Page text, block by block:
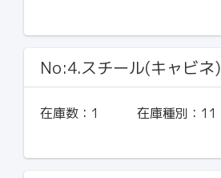
No:4.スチール(キャビネ)
在庫数： 1 在庫種別： 11